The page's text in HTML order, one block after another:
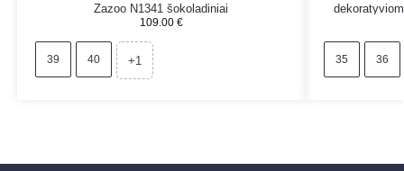
Zazoo N1341 šokoladiniai
109.00 €
39 40 +1 35 36